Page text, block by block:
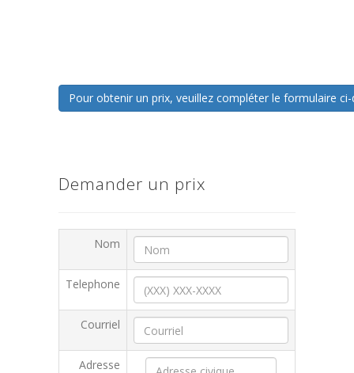
Pour obtenir un prix, veuillez compléter le formulaire
Demander un prix
Nom
Telephone
Courriel
Adresse